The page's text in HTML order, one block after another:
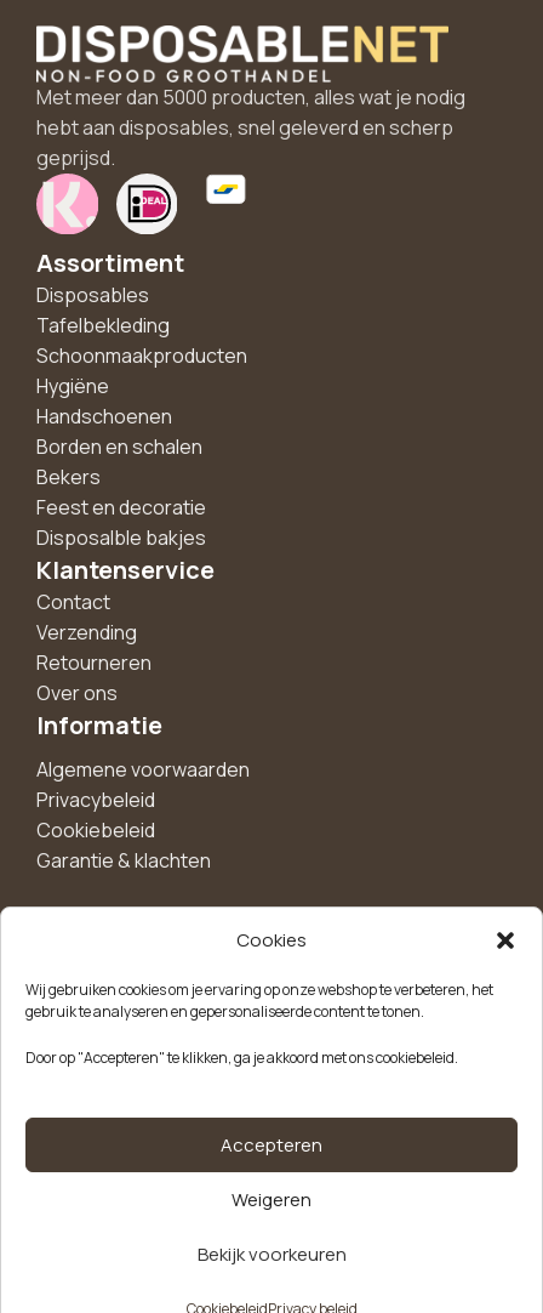
Cookies
Wij gebruiken cookies om je ervaring op onze webshop te verbeteren, het
gebruik te analyseren en gepersonaliseerde content te tonen.
Door op "Accepteren" te klikken, ga je akkoord met ons cookiebeleid.
Accepteren
Weigeren
Bekijk voorkeuren
CookiebeleidPrivacy beleid
Met meer dan 5000 producten, alles wat je nodig
hebt aan disposables, snel geleverd en scherp
geprijsd.
Assortiment
Disposables
Tafelbekleding
Schoonmaakproducten
Hygiëne
Handschoenen
Borden en schalen
Bekers
Feest en decoratie
Disposalble bakjes
Klantenservice
Contact
Verzending
Retourneren
Over ons
Informatie
Algemene voorwaarden
Privacybeleid
Cookiebeleid
Garantie & klachten
korting!
aanbiedingen, nieuwe producten en handige tips.
Kvk-nummer: 85504947Btw-nummer: NL863646165B01
Alternative: